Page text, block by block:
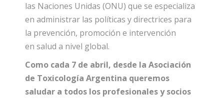
las Naciones Unidas (ONU) que se especializa
en administrar las políticas y directrices para
la prevención, promoción e intervención
en salud a nivel global.
Como cada 7 de abril, desde la Asociación
de Toxicología Argentina queremos
saludar a todos los profesionales y socios